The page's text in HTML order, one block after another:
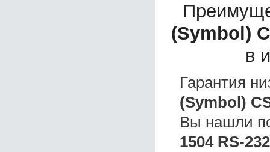
(Symbol)
в
Гарантия
(Symbol)
Вы нашли
1504 RS-